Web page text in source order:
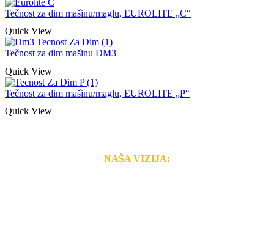
Tečnost za dim mašinu/maglu, EUROLITE „C“
Quick View
Tečnost za dim mašinu DM3
Quick View
Tečnost za dim mašinu/maglu, EUROLITE „P“
Quick View
NAŠA VIZIJA: